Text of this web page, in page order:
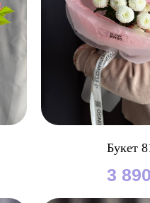
Букет
3 890